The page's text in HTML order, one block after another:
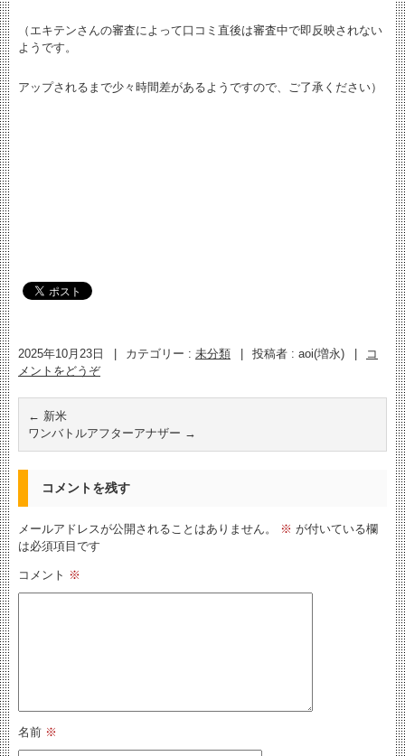
（エキテンさんの審査によって口コミ直後は審査中で即反映されない
ようです。
アップされるまで少々時間差があるようですので、ご了承ください）
2025年10月23日 カテゴリー : 未分類 投稿者 : aoi(増永)
コ
メントをどうぞ
← 新米
ワンバトルアフターアナザー →
コメントを残す
メールアドレスが公開されることはありません。 ※ が付いている欄
は必須項目です
コメント ※
名前 ※